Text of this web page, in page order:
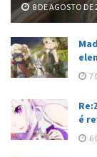
8 DE AGOSTO DE
7
é
6